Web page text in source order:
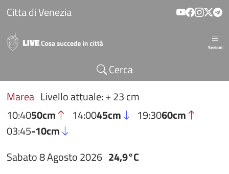
Salta al contenuto principale
Citta di Venezia
Sezioni
Cerca
Marea Livello attuale: + 23 cm
10:4050cm 14:0045cm 19:3060cm
03:45-10cm
Sabato 8 Agosto 2026 24,9°C